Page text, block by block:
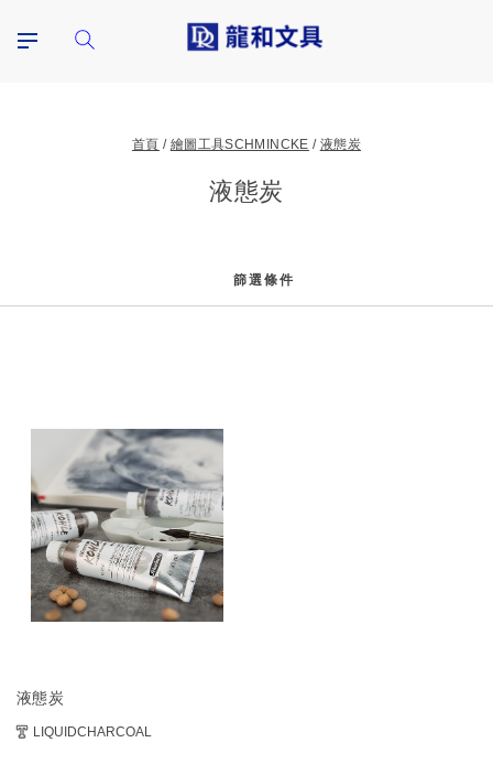
首頁 繪圖工具SCHMINCKE 液態炭
液態炭
篩選條件
選
件
液態炭
LIQUIDCHARCOAL